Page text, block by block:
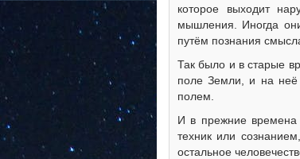
которое выходит
мышления. Иногда
путём познания
Так было и в старые
поле Земли, и на неё
полем.
И в прежние
техник или
остальное